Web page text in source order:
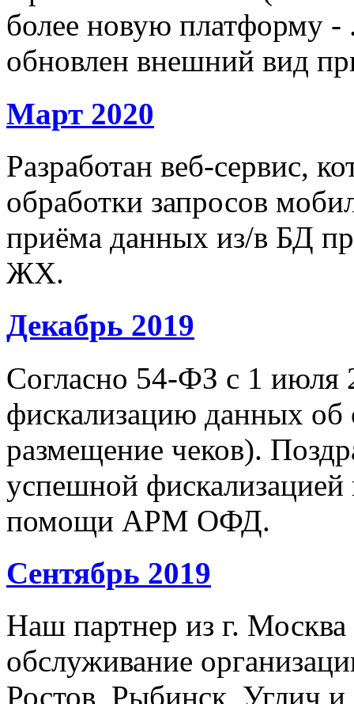
более новую платформу
обновлен внешний вид
Март 2020
Разработан веб-сервис,
обработки запросов
приёма данных из/в БД
ЖХ.
Декабрь 2019
Согласно 54-ФЗ с 1 июля
фискализацию данных об
размещение чеков).
успешной
помощи АРМ ОФД.
Сентябрь 2019
Наш партнер из г.
обслуживание
Ростов, Рыбинск, Углич